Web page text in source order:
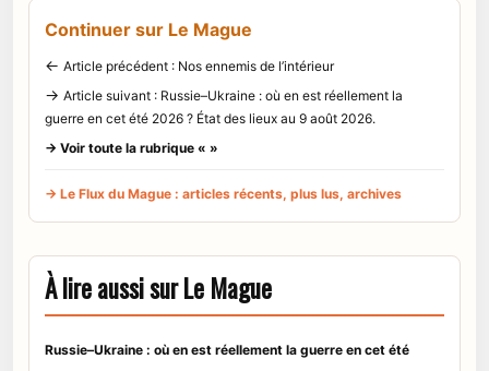
Continuer sur Le Mague
← Article précédent : Nos ennemis de l’intérieur
→ Article suivant : Russie–Ukraine : où en est réellement la
guerre en cet été 2026 ? État des lieux au 9 août 2026.
→ Voir toute la rubrique « »
→ Le Flux du Mague : articles récents, plus lus, archives
À lire aussi sur Le Mague
Russie–Ukraine : où en est réellement la guerre en cet été